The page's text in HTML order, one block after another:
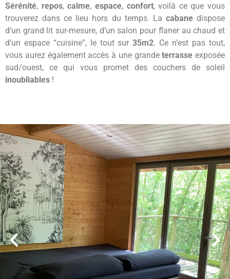
Sérénité, repos,calme, espace, confort, voilà ce que vous
trouverez dans ce lieu hors du temps. La cabanedispose
d’un grand lit sur-mesure, d’un salon pour flaner au chaud et
d’un espace “cuisine”, le tout sur35m2. Ce n’est pas tout,
vous aurez également accès à une grandeterrasse exposée
sud/ouest, ce qui vous promet des couchers de soleil
inoubliables !